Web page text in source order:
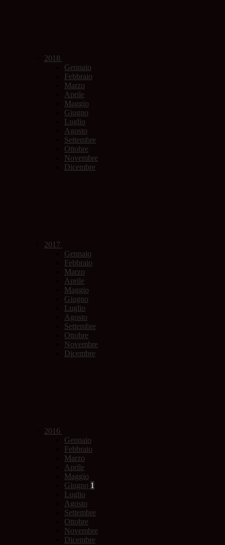
2018
Gennaio
Febbraio
Marzo
Aprile
Maggio
Giugno
Luglio
Agosto
Settembre
Ottobre
Novembre
Dicembre
2017
Gennaio
Febbraio
Marzo
Aprile
Maggio
Giugno
Luglio
Agosto
Settembre
Ottobre
Novembre
Dicembre
2016
Gennaio
Febbraio
Marzo
Aprile
Maggio
Giugno 1
Luglio
Agosto
Settembre
Ottobre
Novembre
Dicembre